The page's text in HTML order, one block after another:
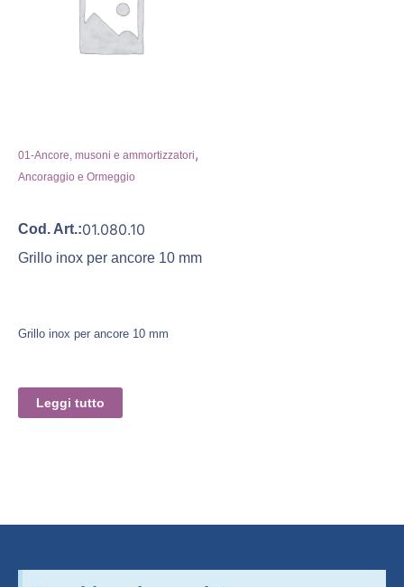
01-Ancore, musoni e ammortizzatori,
Ancoraggio e Ormeggio
Cod. Art.:01.080.10
Grillo inox per ancore 10 mm
Grillo inox per ancore 10 mm
Leggi tutto